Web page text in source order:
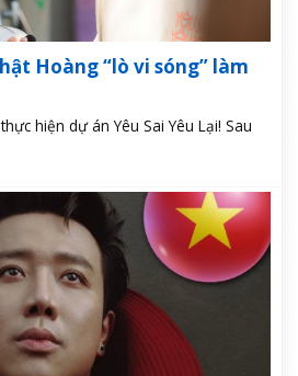
Hoàng “lò vi sóng” làm
hiện dự án Yêu Sai Yêu Lại! Sau